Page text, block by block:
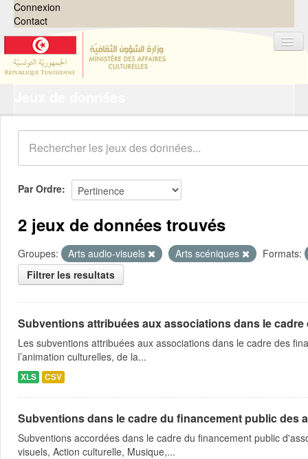
Connexion
Contact
Organisations
Groupes
Demandes 0
À propos
Par Ordre
2 jeux de données trouvés
Groupes: Arts audio-visuels Arts scéniques
Formats:
Filtrer les resultats
Subventions attribuées aux associations dans le
Les subventions attribuées aux associations dans le cadre des
l’animation culturelles, de la...
XLS CSV
Subventions dans le cadre du financement public des
Subventions accordées dans le cadre du financement public
visuels, Action culturelle, Musique,...